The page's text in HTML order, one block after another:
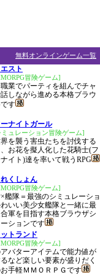
無料オンラインゲーム一覧
スト
冒険ゲーム]
業でパーティを組んでチャ
しながら進める本格ブラウ
す
ナイトガール
ュレーション冒険ゲーム]
を襲う害虫たちを討伐する
お花を擬人化した花騎士(フ
イト)達を率いて戦うRPG
くしょん
冒険ゲーム]
艦隊＝最強のシミュレーショ
いい美少女艦隊と一緒に最
軍を目指す本格ブラウザシ
ーションです
トランド
冒険ゲーム]
バターアイテムで能力値が
など楽しい要素が盛りだく
手軽ＭＭＯＲＰＧです